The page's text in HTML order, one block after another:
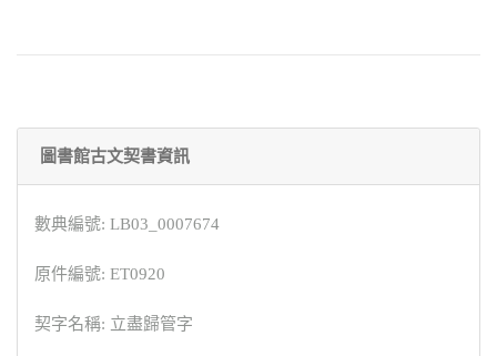
圖書館古文契書資訊
數典編號: LB03_0007674
原件編號: ET0920
契字名稱: 立盡歸管字